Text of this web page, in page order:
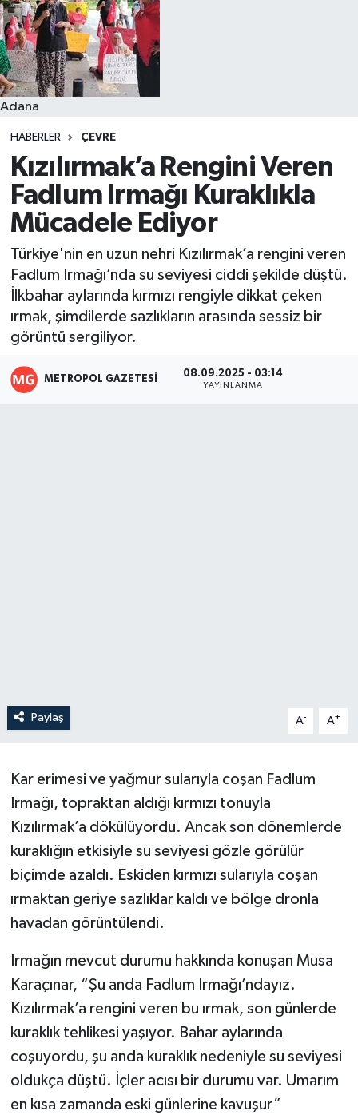
Adana
HABERLER ÇEVRE
Kızılırmak’a Rengini Veren
Fadlum Irmağı Kuraklıkla
Mücadele Ediyor
Türkiye'nin en uzun nehri Kızılırmak’a rengini veren
Fadlum Irmağı’nda su seviyesi ciddi şekilde düştü.
İlkbahar aylarında kırmızı rengiyle dikkat çeken
ırmak, şimdilerde sazlıkların arasında sessiz bir
görüntü sergiliyor.
METROPOL GAZETESI 08.09.2025 - 03:14
YAYINLANMA
Paylaş A- A+
Kar erimesi ve yağmur sularıyla coşan Fadlum
Irmağı, topraktan aldığı kırmızı tonuyla
Kızılırmak’a dökülüyordu. Ancak son dönemlerde
kuraklığın etkisiyle su seviyesi gözle görülür
biçimde azaldı. Eskiden kırmızı sularıyla coşan
ırmaktan geriye sazlıklar kaldı ve bölge dronla
havadan görüntülendi.
Irmağın mevcut durumu hakkında konuşan Musa
Karaçınar, “Şu anda Fadlum Irmağı’ndayız.
Kızılırmak’a rengini veren bu ırmak, son günlerde
kuraklık tehlikesi yaşıyor. Bahar aylarında
coşuyordu, şu anda kuraklık nedeniyle su seviyesi
oldukça düştü. İçler acısı bir durumu var. Umarım
en kısa zamanda eski günlerine kavuşur”
Resmi İlanlar